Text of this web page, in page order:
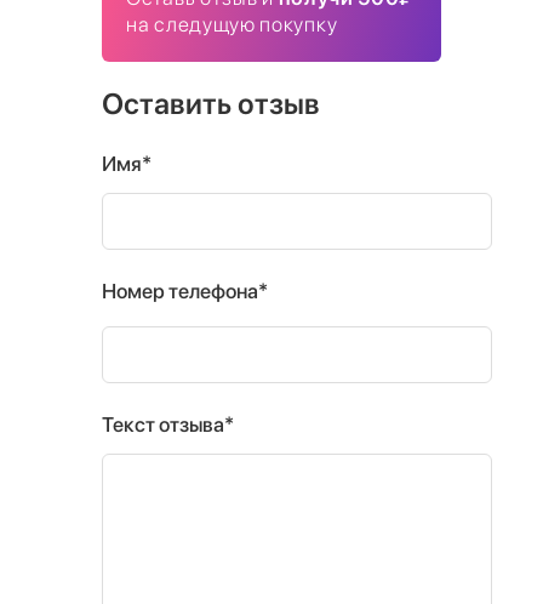
на следущую покупку
Оставить отзыв
Имя*
Номер телефона*
Текст отзыва*